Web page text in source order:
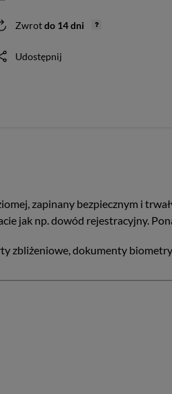
Zwrotdo 14dni
Udostępnij
zapinany bezpiecznym i
jak np. dowód rejestracyjny.
zbliżeniowe, dokumenty